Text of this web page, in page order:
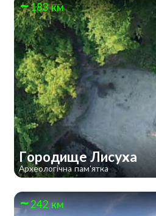
183 км
Городище Лисуха
Археологічна пам'ятка
242 км